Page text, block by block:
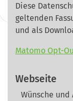
Diese
geltenden
und als
Matomo Opt-
Webseite
Wünsche und